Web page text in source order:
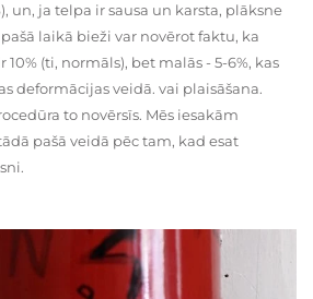
un, ja telpa ir sausa un karsta, plāksne
laikā bieži var novērot faktu, ka
(ti, normāls), bet malās - 5-6%, kas
deformācijas veidā. vai plaisāšana.
to novērsīs. Mēs iesakām
pašā veidā pēc tam, kad esat